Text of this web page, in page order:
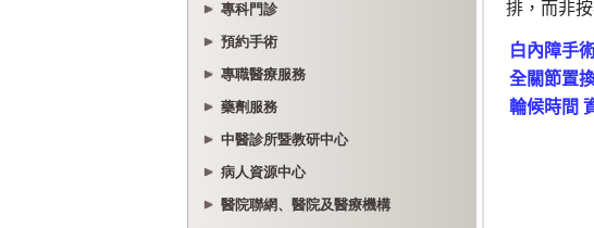
專科門診
預約手術
專職醫療服務
藥劑服務
中醫診所暨教研中心
病人資源中心
醫院聯網、醫院及醫療機構